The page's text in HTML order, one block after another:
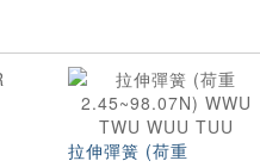
拉伸彈簧 (荷重